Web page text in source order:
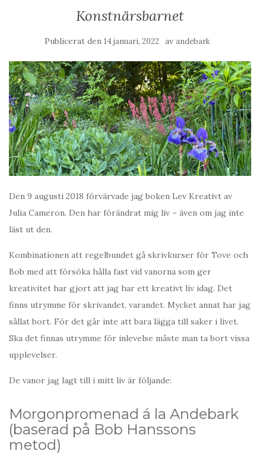
Konstnärsbarnet
Publicerat den 14 januari, 2022 av andebark
Den 9 augusti 2018 förvärvade jag boken Lev Kreativt av
Julia Cameron. Den har förändrat mig liv – även om jag inte
läst ut den.
Kombinationen att regelbundet gå skrivkurser för Tove och
Bob med att försöka hålla fast vid vanorna som ger
kreativitet har gjort att jag har ett kreativt liv idag. Det
finns utrymme för skrivandet, varandet. Mycket annat har jag
sållat bort. För det går inte att bara lägga till saker i livet.
Ska det finnas utrymme för inlevelse måste man ta bort vissa
upplevelser.
De vanor jag lagt till i mitt liv är följande:
Morgonpromenad á la Andebark
(baserad på Bob Hanssons
metod)